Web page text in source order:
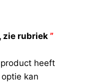
zie rubriek”
heeft
kan